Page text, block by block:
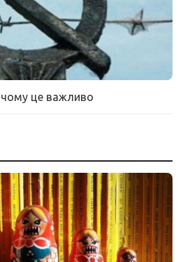
чому це важливо